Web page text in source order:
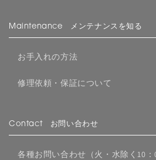
Maintenance メンテナンスを知る
お手入れの方法
修理依頼・保証について
Contact お問い合わせ
各種お問い合わせ（火・水除く10